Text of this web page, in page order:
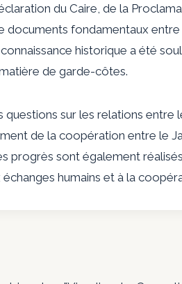
du Caire, de la
documents fondamentaux
historique a été
de garde-côtes.
questions sur les relations entre
de la coopération entre le
progrès sont également
humains et à la